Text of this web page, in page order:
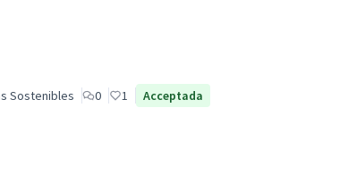
Sostenibles 0 1 Acceptada